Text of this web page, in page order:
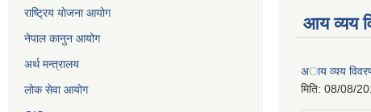
राष्ट्रिय योजना आयोग
नेपाल कानुन आयोग
अर्थ मन्त्रालय
लोक सेवा आयोग
आय व्यय
अाय व्यय
मिति: 08/08/